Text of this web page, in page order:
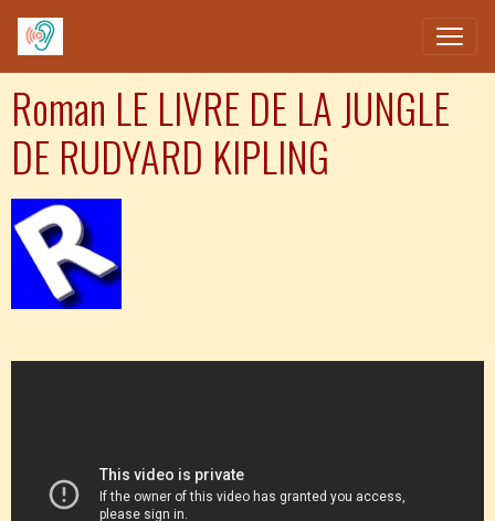
Roman LE LIVRE DE LA JUNGLE
DE RUDYARD KIPLING